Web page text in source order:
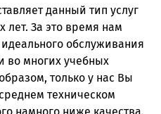
данный тип услуг
лет. За это время нам
обслуживания
во многих учебных
только у нас Вы
техническом